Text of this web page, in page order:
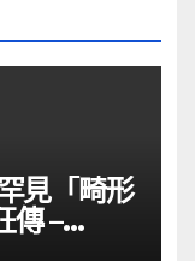
見「畸形
傳 –